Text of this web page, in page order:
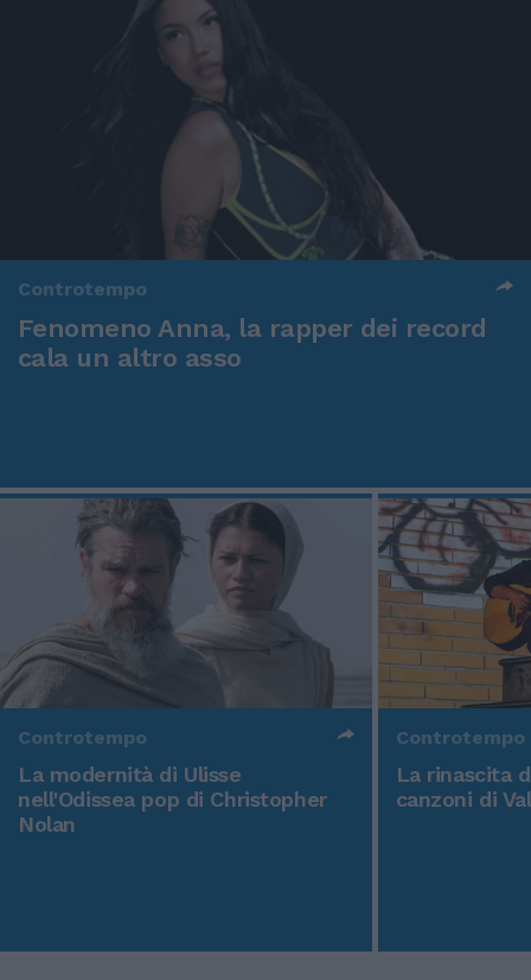
Controtempo
Fenomeno Anna, la rapper dei record
cala un altro asso
Controtempo
La modernità di Ulisse
nell'Odissea pop di Christopher
Nolan
Controtempo
La rinascita
canzoni di